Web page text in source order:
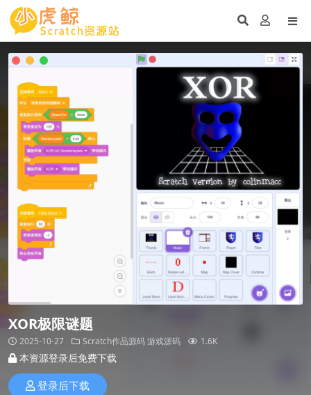
XOR极限谜题
2025-10-27 Scratch作品源码游戏源码 1.6K
本资源登录后免费下载
登录后下载